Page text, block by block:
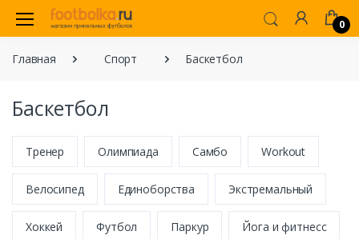
0
Главная Спорт Баскетбол
Баскетбол
Тренер Олимпиада Cамбо Workout
Велосипед Единоборства Экстремальный
Хоккей Футбол Паркур Йога и фитнесс